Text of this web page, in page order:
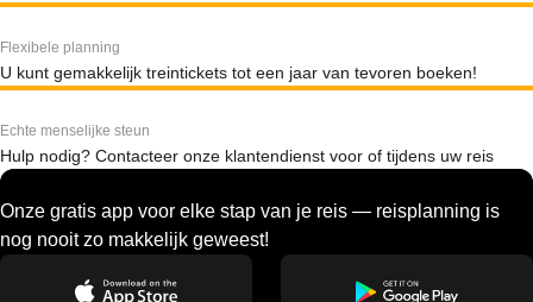
Flexibele planning
U kunt gemakkelijk treintickets tot een jaar van tevoren boeken!
Echte menselijke steun
Hulp nodig? Contacteer onze klantendienst voor of tijdens uw reis
Onze gratis app voor elke stap van je reis — reisplanning is
nog nooit zo makkelijk geweest!